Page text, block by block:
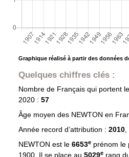
Graphique réalisé à partir des données
Quelques chiffres clés :
Nombre de Français qui portent
2020 : 57
Âge moyen des NEWTON en
Année record d’attribution : 2010,
NEWTON est le 6653eprénom le
1900. Il se place au 5029e rang